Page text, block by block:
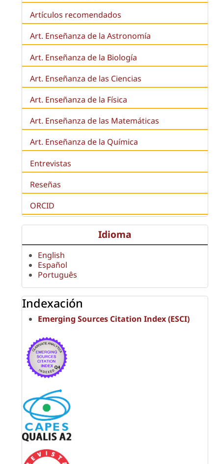
Artículos recomendados
Art. Enseñanza de la Astronomía
Art. Enseñanza de la Biología
Art. Enseñanza de las Ciencias
Art. Enseñanza de la Física
Art. Enseñanza de las Matemáticas
Art. Enseñanza de la Química
Entrevistas
Reseñas
ORCID
Idioma
English
Español
Português
Indexación
Emerging Sources Citation Index (ESCI)